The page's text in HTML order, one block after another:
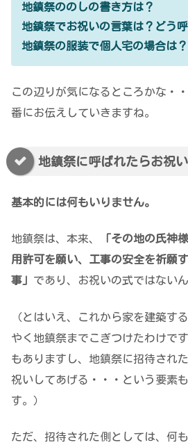
地鎮祭ののしの書き方は？
地鎮祭でお祝いの言葉は？どう
地鎮祭の服装で個人宅の場合は？
この辺りが気になるところかな・
番にお伝えしていきますね。
地鎮祭に呼ばれたらお祝
基本的には何もいりません。
地鎮祭は、本来、
「その地の氏神
用許可を願い、工事の安全を祈願す
事」 であり、お祝いの式ではないん
（とはいえ、これから家を建築す
やく地鎮祭までこぎつけたわけで
もありますし、地鎮祭に招待され
祝いしてあげる・・・という要素
す。）
ただ、招待された側としては、何